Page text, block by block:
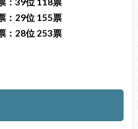
：29位 155票
：28位 253票